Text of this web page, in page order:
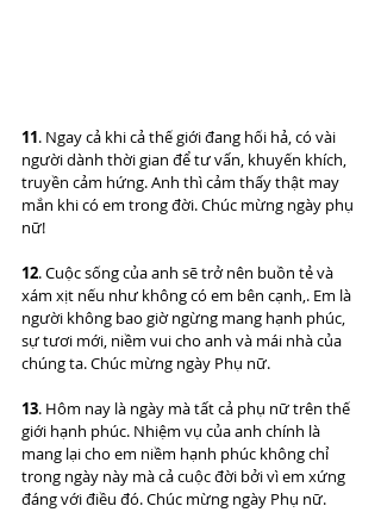
11. Ngay cả khi cả thế giới đang hối hả, có vài
người dành thời gian để tư vấn, khuyến khích,
truyền cảm hứng. Anh thì cảm thấy thật may
mắn khi có em trong đời. Chúc mừng ngày phụ
nữ!
12. Cuộc sống của anh sẽ trở nên buồn tẻ và
xám xịt nếu như không có em bên cạnh,. Em là
người không bao giờ ngừng mang hạnh phúc,
sự tươi mới, niềm vui cho anh và mái nhà của
chúng ta. Chúc mừng ngày Phụ nữ.
13. Hôm nay là ngày mà tất cả phụ nữ trên thế
giới hạnh phúc. Nhiệm vụ của anh chính là
mang lại cho em niềm hạnh phúc không chỉ
trong ngày này mà cả cuộc đời bởi vì em xứng
đáng với điều đó. Chúc mừng ngày Phụ nữ.